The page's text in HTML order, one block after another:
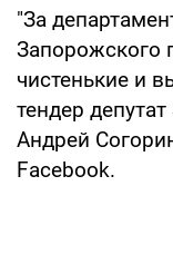
"За
Запорожского
чистенькие и
тендер
Андрей
Facebook.